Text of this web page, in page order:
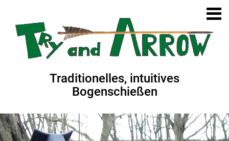
Traditionelles, intuitives
Bogenschießen